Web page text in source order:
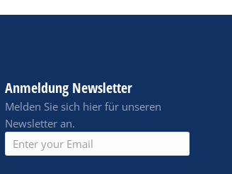
Anmeldung Newsletter
Melden Sie sich hier für unseren
Newsletter an.